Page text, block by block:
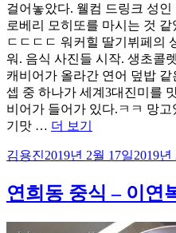
걸어놓았다. 웰컴 드링크 성
로베리 모히또를 마시는 것
ㄷㄷㄷㄷ 워커힐 딸기뷔페의
워. 음식 사진들 시작. 생초콜
캐비어가 올라간 연어 덮밥
셉 중 하나가 세계3대진미를
비어가 들어가 있다.ㅋㅋ 망
기맛 … 더 보기
힐
기
페
글
이
김용진작
일
자
2019년 2월 17일2019년
연희동 중식 – 이연